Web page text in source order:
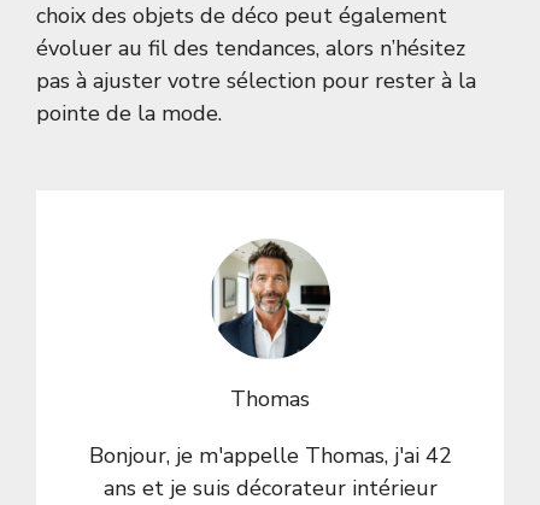
choix des objets de déco peut également
évoluer au fil des tendances, alors n’hésitez
pas à ajuster votre sélection pour rester à la
pointe de la mode.
Thomas
Bonjour, je m'appelle Thomas, j'ai 42
ans et je suis décorateur intérieur